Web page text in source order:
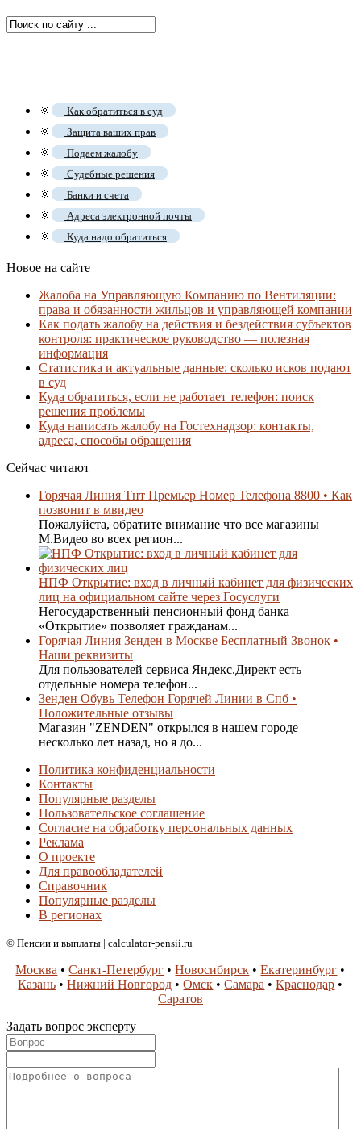
🔅 Как обратиться в суд
🔅 Защита ваших прав
🔅 Подаем жалобу
🔅 Судебные решения
🔅 Банки и счета
🔅 Адреса электронной почты
🔅 Куда надо обратиться
Новое на сайте
Жалоба на Управляющую Компанию по Вентиляции:
права и обязанности жильцов и управляющей компании
Как подать жалобу на действия и бездействия субъектов
контроля: практическое руководство — полезная
информация
Статистика и актуальные данные: сколько исков подают
в суд
Куда обратиться, если не работает телефон: поиск
решения проблемы
Куда написать жалобу на Гостехнадзор: контакты,
адреса, способы обращения
Сейчас читают
Горячая Линия Тнт Премьер Номер Телефона 8800 • Как
позвонит в мвидео
Пожалуйста, обратите внимание что все магазины
М.Видео во всех регион...
НПФ Открытие: вход в личный кабинет для физических
лиц на официальном сайте через Госуслуги
Негосударственный пенсионный фонд банка
«Открытие» позволяет гражданам...
Горячая Линия Зенден в Москве Бесплатный Звонок •
Наши реквизиты
Для пользователей сервиса Яндекс.Директ есть
отдельные номера телефон...
Зенден Обувь Телефон Горячей Линии в Спб •
Положительные отзывы
Магазин "ZENDEN" открылся в нашем городе
несколько лет назад, но я до...
Политика конфиденциальности
Контакты
Популярные разделы
Пользовательское соглашение
Согласие на обработку персональных данных
Реклама
О проекте
Для правообладателей
Справочник
Популярные разделы
В регионах
© Пенсии и выплаты | calculator-pensii.ru
Москва •Санкт-Петербург •Новосибирск •Екатеринбург •
Казань •Нижний Новгород •Омск •Самара •Краснодар •
Саратов
Задать вопрос эксперту